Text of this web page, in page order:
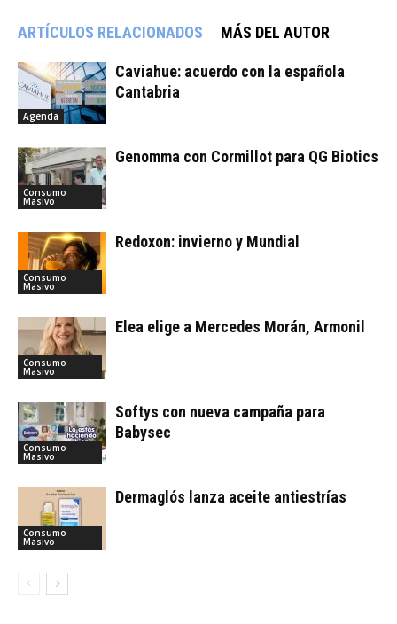
ARTÍCULOS RELACIONADOS MÁS DEL AUTOR
Agenda
Caviahue: acuerdo con la española
Cantabria
Consumo
Masivo
Genomma con Cormillot para QG Biotics
Consumo
Masivo
Redoxon: invierno y Mundial
Consumo
Masivo
Elea elige a Mercedes Morán, Armonil
Consumo
Masivo
Softys con nueva campaña para
Babysec
Consumo
Masivo
Dermaglós lanza aceite antiestrías